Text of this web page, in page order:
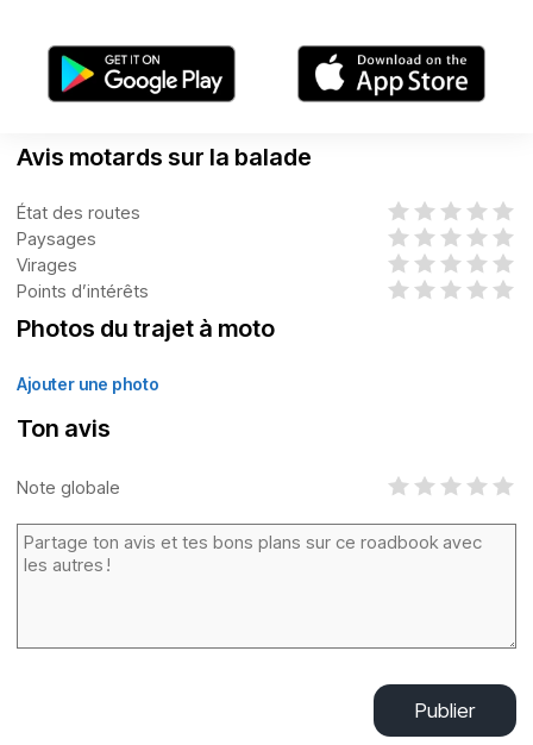
Avis motards sur la balade
État des routes
Paysages
Virages
Points d’intérêts
Photos du trajet à moto
Ajouter une photo
Ton avis
Note globale
Publier